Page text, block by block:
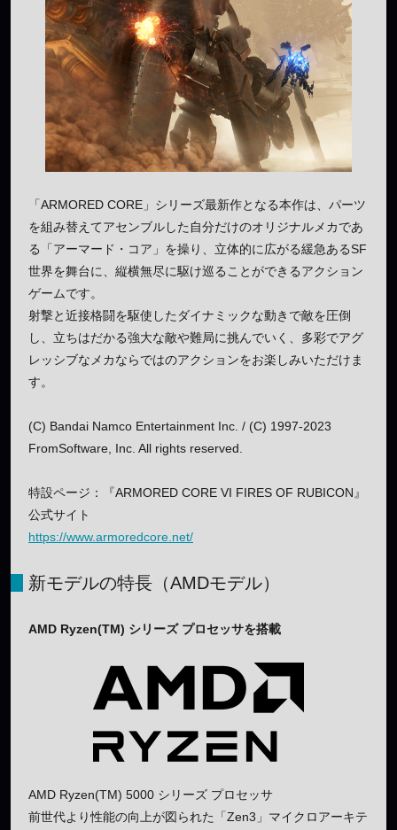
「ARMORED CORE」シリーズ最新作となる本作は、パーツ
を組み替えてアセンブルした自分だけのオリジナルメカであ
る「アーマード・コア」を操り、立体的に広がる緩急あるSF
世界を舞台に、縦横無尽に駆け巡ることができるアクション
ゲームです。
射撃と近接格闘を駆使したダイナミックな動きで敵を圧倒
し、立ちはだかる強大な敵や難局に挑んでいく、多彩でアグ
レッシブなメカならではのアクションをお楽しみいただけま
す。
(C) Bandai Namco Entertainment Inc. / (C) 1997-2023
FromSoftware, Inc. All rights reserved.
特設ページ：『ARMORED CORE VI FIRES OF RUBICON』
公式サイト
https://www.armoredcore.net/
新モデルの特長（AMDモデル）
AMD Ryzen(TM) シリーズ プロセッサを搭載
AMD Ryzen(TM) 5000 シリーズ プロセッサ
前世代より性能の向上が図られた「Zen3」マイクロアーキテ